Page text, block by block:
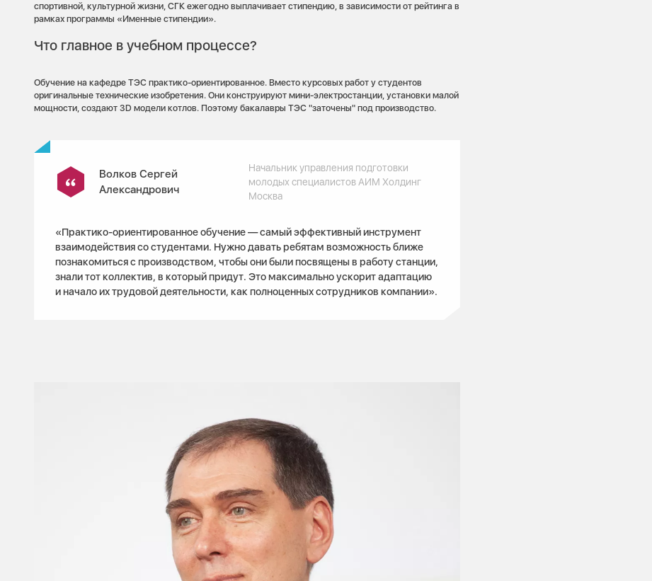
спортивной, культурной жизни, СГК ежегодно выплачивает стипендию, в зависимости от рейтинга в
рамках программы «Именные стипендии».
Что главное в учебном процессе?
Обучение на кафедре ТЭС практико-ориентированное. Вместо курсовых работ у студентов
оригинальные технические изобретения. Они конструируют мини-электростанции, установки малой
мощности, создают 3D модели котлов. Поэтому бакалавры ТЭС "заточены" под производство.
Волков Сергей
Александрович
Начальник управления подготовки
молодых специалистов АИМ Холдинг
Москва
«Практико-ориентированное обучение — самый эффективный инструмент
взаимодействия со студентами. Нужно давать ребятам возможность ближе
познакомиться с производством, чтобы они были посвящены в работу станции,
знали тот коллектив, в который придут. Это максимально ускорит адаптацию
и начало их трудовой деятельности, как полноценных сотрудников компании».